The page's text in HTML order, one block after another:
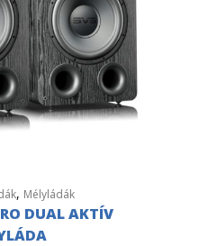
, Mélyládák
DUAL AKTÍV